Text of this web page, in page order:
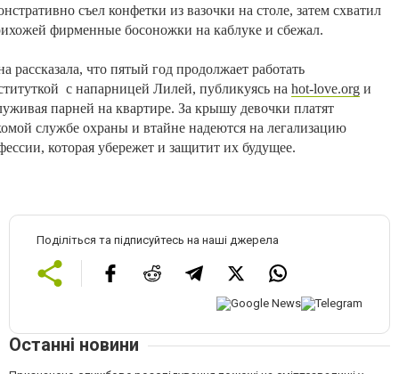
съел конфетки из вазочки на столе,затем схватил
фирменные босоножки на каблуке и сбежал.
рассказала,что пятый год продолжает работать
с напарницей Лилей,публикуясь на hot-love.org и
парней на квартире.За крышу девочки платят
службе охраны и втайне надеются на легализацию
,которая убережет и защитит их будущее.
Поділіться та підписуйтесь на наші джерела
Останні новини